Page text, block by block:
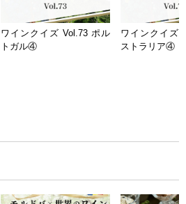
ワインクイズ Vol.73 ポル
トガル④
ワインクイズ
ストラリア④